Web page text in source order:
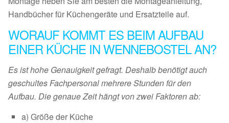
Handbücher für Küchengeräte und Ersatzteile auf.
WORAUF KOMMT ES BEIM AUFBAU
EINER KÜCHE IN WENNEBOSTEL AN?
Es ist hohe Genauigkeit gefragt. Deshalb benötigt auch
geschultes Fachpersonal mehrere Stunden für den
Aufbau. Die genaue Zeit hängt von zwei Faktoren ab:
a) Größe der Küche